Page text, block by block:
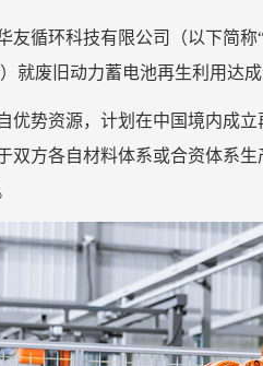
友循环科技有限公司（以下简
就废旧动力蓄电池再生利用达成
优势资源，计划在中国境内成
双方各自材料体系或合资体系